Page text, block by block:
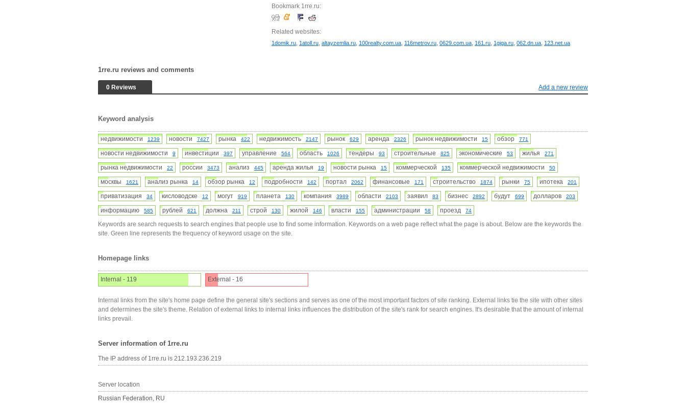
Bookmark 1rre.ru:
Related websites:
1domik.ru 1atoll.ru altayzemlia.ru 100realty.com.ua 116metrov.ru 0629.com.ua 161.ru 1giga.ru 062.dn.ua 123.net.ua
1rre.ru reviews and comments
0 Reviews Add a new review
Keyword analysis
недвижимости 1239 новости 7427 рынка 422 недвижимость 2147 рынок 629 аренда 2326 рынок недвижимости 15 обзор 771
новости недвижимости 9 инвестиции 397 управление 564 область 1026 тендеры 93 строительные 825 экономические 53 жилья 271
рынка недвижимости 22 россии 3473 анализ 445 аренда жилья 19 новости рынка 15 коммерческой 135 коммерческой недвижимости 50
москвы 1621 анализ рынка 14 обзор рынка 12 подробности 142 портал 2062 финансовые 171 строительство 1874 рынки 75 ипотека 201
приватизация 34 кисловодске 12 могут 919 планета 130 компания 3989 области 2103 заявил 83 бизнес 2892 будут 699 долларов 203
информацию 585 рублей 621 должна 211 строй 130 жилой 146 власти 155 администрации 58 проезд 74
Keywords are search requests to search engines that people use to find some information. Keywords on a web page reflect what the page is about. Below are the keywords the
site. Green line represents the frequency of keyword usage on the site.
Homepage links
Internal - 119 External - 16
Internal links from the site's home page define the general site's sections and serves as one of the most important factors of site ranking. External links tie the site with other sites
and determines the site's theme. Relation of external links to internal links influences the distribution of the site's rank for search engines. It's desirable that the amount of internal
links prevail.
Server information of 1rre.ru
The IP address of 1rre.ru is 212.193.236.219
Server location
Russian Federation, RU